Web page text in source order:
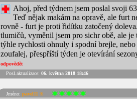
Ahoj, před týdnem jsem poslal svoji
Teď nějak makám na opravě, ale furt
rovně - furt je proti řidítku zatočený
tlumičů, vyměnil jsem pro sichr obě, ale
týhle rychlosti ohnuly i spodní brejle,
zoufalej, přespříští týden je otevírání
odpovědět
Posl.aktualizace: 06. května 2018 18:46
Jméno: pavel11 ®